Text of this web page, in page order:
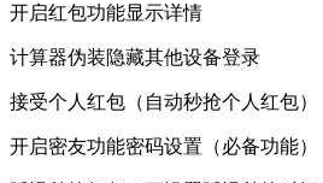
开启红包功能显示详情
计算器伪装隐藏其他设备登录
接受个人红包（自动秒抢个人红包）
开启密友功能密码设置（必备功能）